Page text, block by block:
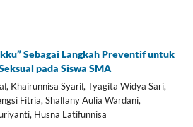
Sebagai Langkah Preventif untuk
pada Siswa SMA
Khairunnisa Syarif, Tyagita Widya Sari,
Fitria, Shalfany Aulia Wardani,
Husna Latifunnisa